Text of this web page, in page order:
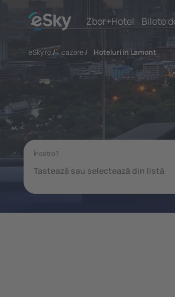
Zbor+Hotel Bilete
eSky.ro/ cazare/ Hoteluri în Lamont